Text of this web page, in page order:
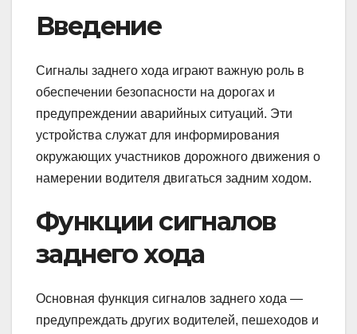
Введение
Сигналы заднего хода играют важную роль в
обеспечении безопасности на дорогах и
предупреждении аварийных ситуаций. Эти
устройства служат для информирования
окружающих участников дорожного движения о
намерении водителя двигаться задним ходом.
Функции сигналов
заднего хода
Основная функция сигналов заднего хода —
предупреждать других водителей, пешеходов и